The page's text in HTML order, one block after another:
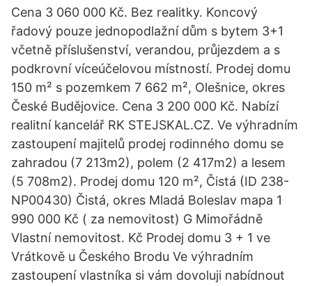
Cena 3 060 000 Kč. Bez realitky. Koncový
řadový pouze jednopodlažní dům s bytem 3+1
včetně příslušenství, verandou, průjezdem a s
podkrovní víceúčelovou místností. Prodej domu
150 m² s pozemkem 7 662 m², Olešnice, okres
České Budějovice. Cena 3 200 000 Kč. Nabízí
realitní kancelář RK STEJSKAL.CZ. Ve výhradním
zastoupení majitelů prodej rodinného domu se
zahradou (7 213m2), polem (2 417m2) a lesem
(5 708m2). Prodej domu 120 m², Čistá (ID 238-
NP00430) Čistá, okres Mladá Boleslav mapa 1
990 000 Kč ( za nemovitost) G Mimořádně
Vlastní nemovitost. Kč Prodej domu 3 + 1 ve
Vrátkově u Českého Brodu Ve výhradním
zastoupení vlastníka si vám dovoluji nabídnout